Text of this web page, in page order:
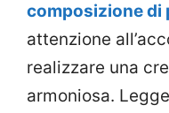
composizione di
attenzione
realizzare una
armoniosa.